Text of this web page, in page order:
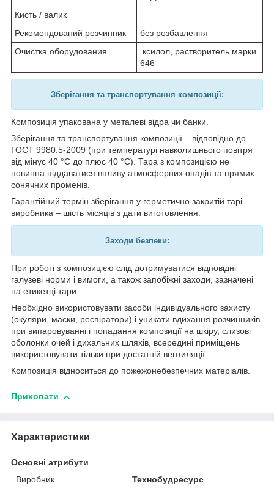
Кисть / валик
Рекомендований розчинник
без розбавлення
Очистка оборудования
ксилол, растворитель марки
646
Зберігання та транспортування композиції:
Композиція упакована у металеві відра чи банки.
Зберігання та транспортування композиції – відповідно до
ГОСТ 9980.5-2009 (при температурі навколишнього повітря
від мінус 40 °С до плюс 40 °С). Тара з композицією не
повинна піддаватися впливу атмосферних опадів та прямих
сонячних променів.
Гарантійний термін зберігання у герметично закритій тарі
виробника – шість місяців з дати виготовлення.
Заходи безпеки:
При роботі з композицією слід дотримуватися відповідні
галузеві норми і вимоги, а також запобіжні заходи, зазначені
на етикетці тари.
Необхідно використовувати засоби індивідуального захисту
(окуляри, маски, респіратори) і уникати вдихання розчинників
при випаровуванні і попадання композиції на шкіру, слизові
оболонки очей і дихальних шляхів, всередині приміщень
використовувати тільки при достатній вентиляції.
Композиція відноситься до пожежонебезпечних матеріалів.
Приховати
Характеристики
Основні атрибути
Виробник
Технобудресурс